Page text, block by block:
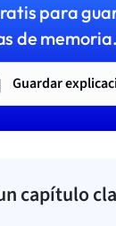
para
de memoria.
Guardar
capítulo